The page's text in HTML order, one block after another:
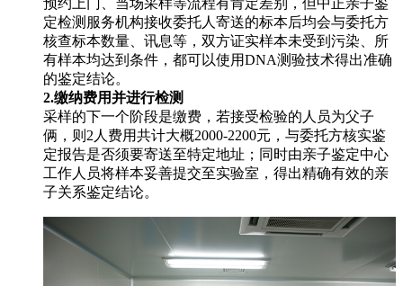
预约上门、当场采样等流程有肯定差别，但中正亲子鉴
定检测服务机构接收委托人寄送的标本后均会与委托方
核查标本数量、讯息等，双方证实样本未受到污染、所
有样本均达到条件，都可以使用DNA测验技术得出准确
的鉴定结论。
2.缴纳费用并进行检测
采样的下一个阶段是缴费，若接受检验的人员为父子
俩，则2人费用共计大概2000-2200元，与委托方核实鉴
定报告是否须要寄送至特定地址；同时由亲子鉴定中心
工作人员将样本妥善提交至实验室，得出精确有效的亲
子关系鉴定结论。